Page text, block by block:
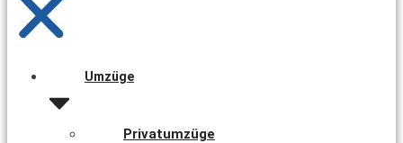
Umzüge
Privatumzüge